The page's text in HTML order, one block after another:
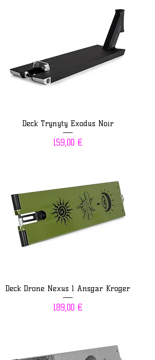
Deck Trynyty Exodus Noir
Prix
159,00 €
Deck Drone Nexus 1 Ansgar Kroger
Prix
189,00 €